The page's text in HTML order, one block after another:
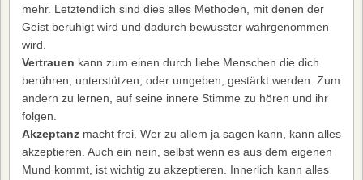
mehr. Letztendlich sind dies alles Methoden, mit denen der
Geist beruhigt wird und dadurch bewusster wahrgenommen
wird.
Vertrauen kann zum einen durch liebe Menschen die dich
berühren, unterstützen, oder umgeben, gestärkt werden. Zum
andern zu lernen, auf seine innere Stimme zu hören und ihr
folgen.
Akzeptanz macht frei. Wer zu allem ja sagen kann, kann alles
akzeptieren. Auch ein nein, selbst wenn es aus dem eigenen
Mund kommt, ist wichtig zu akzeptieren. Innerlich kann alles